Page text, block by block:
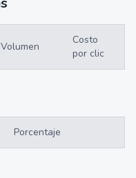
Volumen
Costo
por clic
Porcentaje